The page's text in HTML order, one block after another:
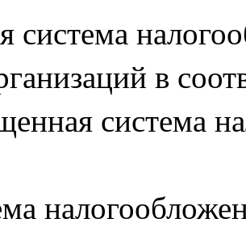
система
в
система